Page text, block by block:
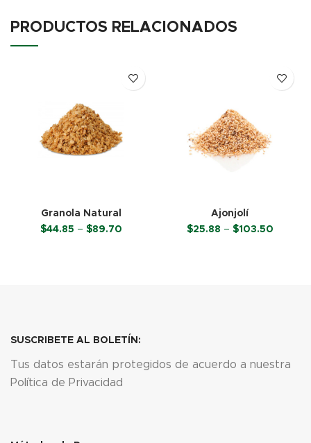
PRODUCTOS RELACIONADOS
Granola Natural
$44.85 – $89.70
Ajonjolí
$25.88 – $103.50Price
SUSCRIBETE AL BOLETÍN:
Tus datos estarán protegidos de acuerdo a nuestra
Política de Privacidad